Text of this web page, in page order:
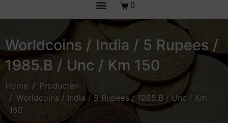
0
Worldcoins / India / 5 Rupees /
1985.B / Unc / Km 150
Home
Producten
Worldcoins / India / 5 Rupees / 1985.B / Unc / Km
150